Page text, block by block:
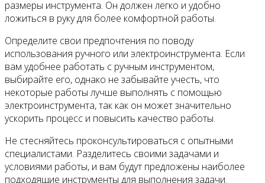
размеры инструмента. Он должен легко и удобно
ложиться в руку для более комфортной работы.
Определите свои предпочтения по поводу
использования ручного или электроинструмента. Если
вам удобнее работать с ручным инструментом,
выбирайте его, однако не забывайте учесть, что
некоторые работы лучше выполнять с помощью
электроинструмента, так как он может значительно
ускорить процесс и повысить качество работы.
Не стесняйтесь проконсультироваться с опытными
специалистами. Разделитесь своими задачами и
условиями работы, и вам будут предложены наиболее
подходящие инструменты для выполнения задачи.